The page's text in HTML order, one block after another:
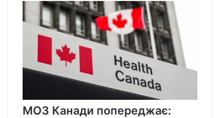
МОЗ Канади попереджає: